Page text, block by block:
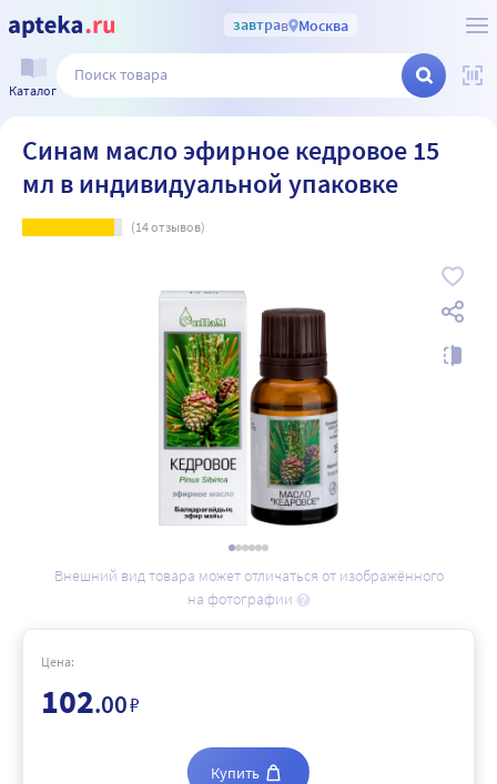
завтрав Москва
Каталог
Синам масло эфирное кедровое 15
мл в индивидуальной упаковке
(14отзывов)
Внешний вид товара может отличаться от изображённого
на фотографии
Цена:
102.00₽
Купить